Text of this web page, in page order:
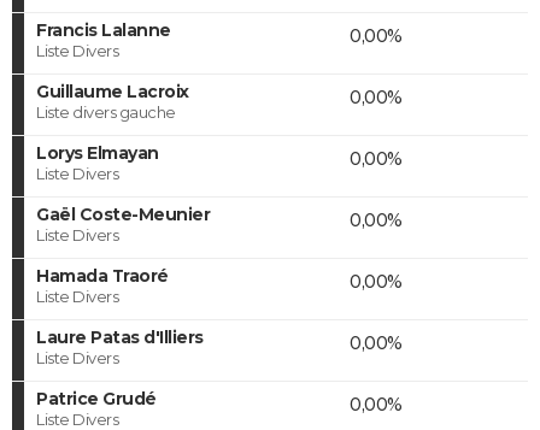
Francis Lalanne
Liste Divers
0,00%
Guillaume Lacroix
Liste divers gauche
0,00%
Lorys Elmayan
Liste Divers
0,00%
Gaël Coste-Meunier
Liste Divers
0,00%
Hamada Traoré
Liste Divers
0,00%
Laure Patas d'Illiers
Liste Divers
0,00%
Patrice Grudé
Liste Divers
0,00%